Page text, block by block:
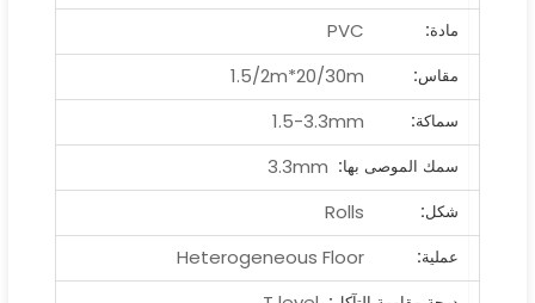
مادة:
PVC
مقاس:
1.5/2m*20/30m
سماكة:
1.5-3.3mm
سمك الموصى بها: 3.3mm
شكل:
Rolls
عملية:
Heterogeneous Floor